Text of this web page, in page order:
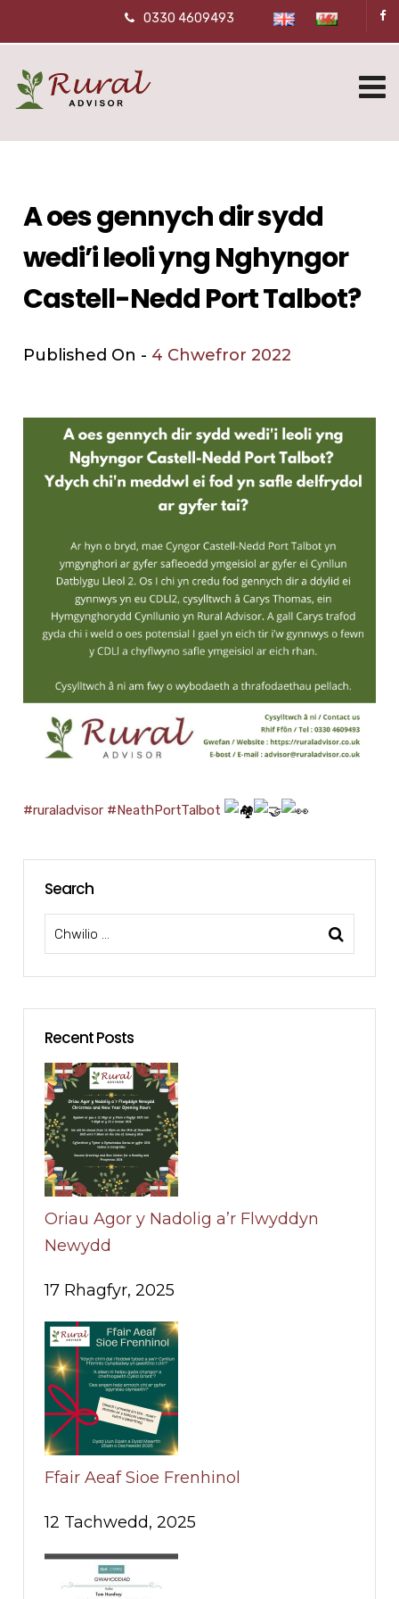
0330 4609493
A oes gennych dir sydd
wedi’i leoli yng Nghyngor
Castell-Nedd Port Talbot?
Published On - 4 Chwefror 2022
#ruraladvisor #NeathPortTalbot
Search
Recent Posts
Oriau Agor y Nadolig a’r Flwyddyn
Newydd
17 Rhagfyr, 2025
Ffair Aeaf Sioe Frenhinol
12 Tachwedd, 2025